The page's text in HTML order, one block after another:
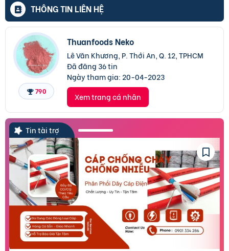
THÔNG TIN LIÊN HỆ
790
Thuanfoods Neko
Lê Văn Khương, P. Thới An, Q. 12, TPHCM
Đã đăng 36 tin
Ngày tham gia: 20-04-2023
Xem trang cá nhân
Tin tài trợ